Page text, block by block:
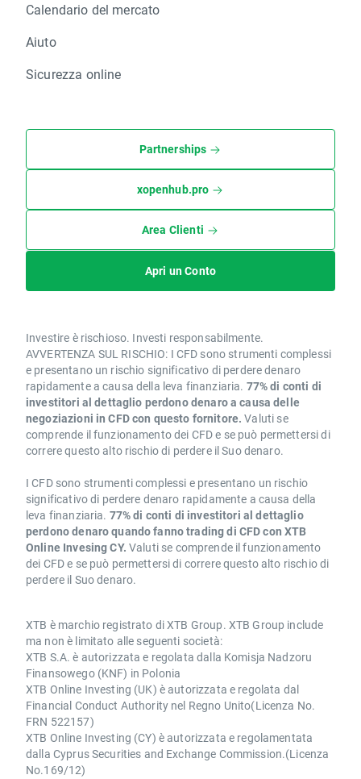
Calendario del mercato
Aiuto
Sicurezza online
Partnerships
xopenhub.pro
Area Clienti
Apri un Conto
Investire è rischioso. Investi responsabilmente.
AVVERTENZA SUL RISCHIO: I CFD sono strumenti complessi
e presentano un rischio significativo di perdere denaro
rapidamente a causa della leva finanziaria. 77% di conti di
investitori al dettaglio perdono denaro a causa delle
negoziazioni in CFD con questo fornitore. Valuti se
comprende il funzionamento dei CFD e se può permettersi di
correre questo alto rischio di perdere il Suo denaro.
I CFD sono strumenti complessi e presentano un rischio
significativo di perdere denaro rapidamente a causa della
leva finanziaria. 77% di conti di investitori al dettaglio
perdono denaro quando fanno trading di CFD con XTB
Online Invesing CY. Valuti se comprende il funzionamento
dei CFD e se può permettersi di correre questo alto rischio di
perdere il Suo denaro.
XTB è marchio registrato di XTB Group. XTB Group include
ma non è limitato alle seguenti società:
XTB S.A. è autorizzata e regolata dalla Komisja Nadzoru
Finansowego (KNF) in Polonia
XTB Online Investing (UK) è autorizzata e regolata dal
Financial Conduct Authority nel Regno Unito(Licenza No.
FRN 522157)
XTB Online Investing (CY) è autorizzata e regolamentata
dalla Cyprus Securities and Exchange Commission.(Licenza
No.169/12)